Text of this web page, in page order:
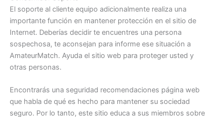
El soporte al cliente equipo adicionalmente realiza una
importante función en mantener protección en el sitio de
Internet. Deberías decidir te encuentres una persona
sospechosa, te aconsejan para informe ese situación a
AmateurMatch. Ayuda el sitio web para proteger usted y
otras personas.
Encontrarás una seguridad recomendaciones página web
que habla de qué es hecho para mantener su sociedad
seguro. Por lo tanto, este sitio educa a sus miembros sobre